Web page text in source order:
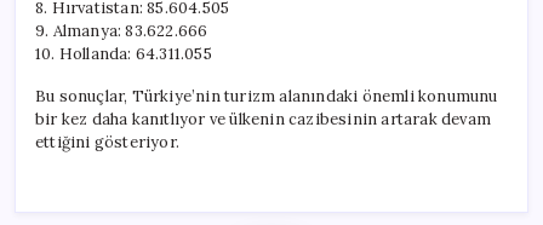
8. Hırvatistan: 85.604.505
9. Almanya: 83.622.666
10. Hollanda: 64.311.055
Bu sonuçlar, Türkiye’nin turizm alanındaki önemli konumunu
bir kez daha kanıtlıyor ve ülkenin cazibesinin artarak devam
ettiğini gösteriyor.